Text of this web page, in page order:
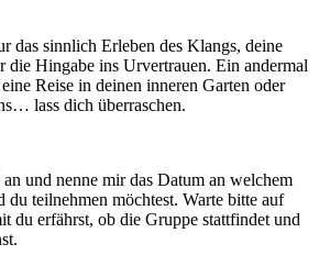
das sinnlich Erleben des Klangs, deine
die Hingabe ins Urvertrauen. Ein andermal
Reise in deinen inneren Garten oder
lass dich überraschen.
und nenne mir das Datum an welchem
du teilnehmen möchtest. Warte bitte auf
du erfährst, ob die Gruppe stattfindet und